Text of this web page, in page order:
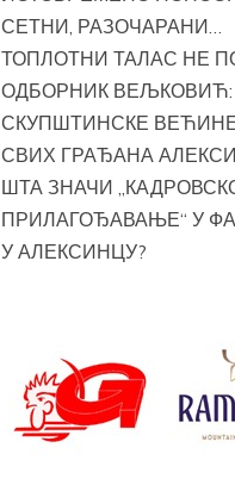
СЕТНИ, РАЗОЧАРАНИ…
ТОПЛОТНИ ТАЛАС НЕ
ОДБОРНИК ВЕЉКОВИЋ:
СКУПШТИНСКЕ
СВИХ ГРАЂАНА
ШТА ЗНАЧИ
ПРИЛАГОЂАВАЊЕ“ У
У АЛЕКСИНЦУ?